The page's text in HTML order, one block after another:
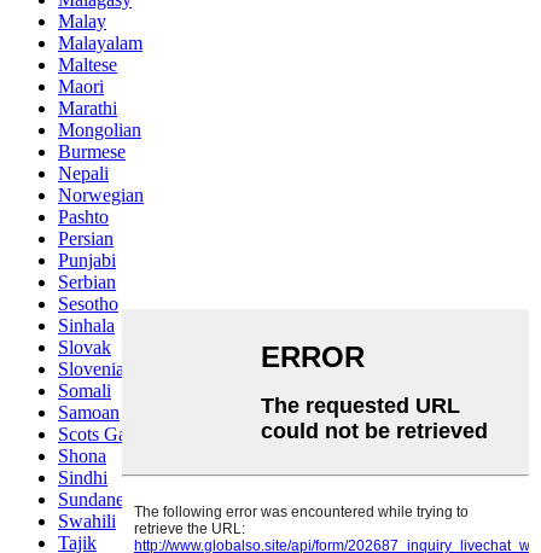
Malay
Malayalam
Maltese
Maori
Marathi
Mongolian
Burmese
Nepali
Norwegian
Pashto
Persian
Punjabi
Serbian
Sesotho
Sinhala
Slovak
Slovenian
Somali
Samoan
Scots Gaelic
Shona
Sindhi
Sundanese
Swahili
Tajik